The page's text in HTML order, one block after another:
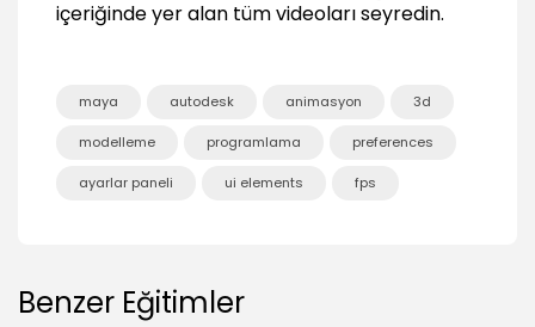
içeriğinde yer alan tüm videoları seyredin.
maya autodesk animasyon 3d
modelleme programlama preferences
ayarlar paneli ui elements fps
Benzer Eğitimler